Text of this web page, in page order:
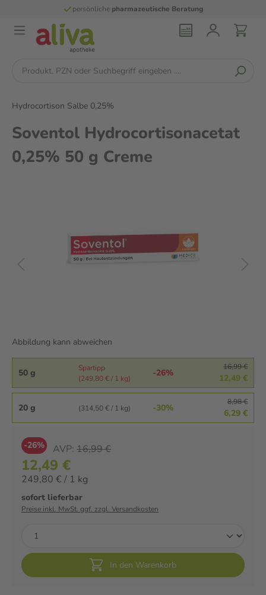
persönliche pharmazeutische Beratung
Hydrocortison Salbe 0,25%
Soventol Hydrocortisonacetat
0,25% 50 g Creme
Abbildung kann abweichen
50 g
Spartipp
(249,80 € / 1 kg)
-26%
16,99 €
12,49 €
20 g (314,50 € / 1 kg) -30%
8,98 €
6,29 €
-26% AVP: 16,99 €
12,49 €
249,80 € / 1 kg
sofort lieferbar
Preise inkl. MwSt. ggf. zzgl. Versandkosten
In den Warenkorb